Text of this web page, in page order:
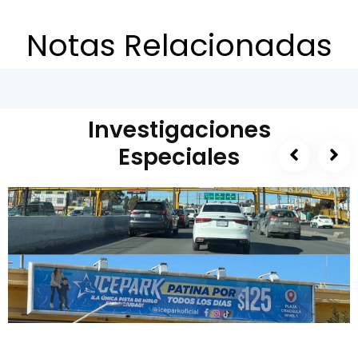
Notas Relacionadas
Investigaciones
Especiales